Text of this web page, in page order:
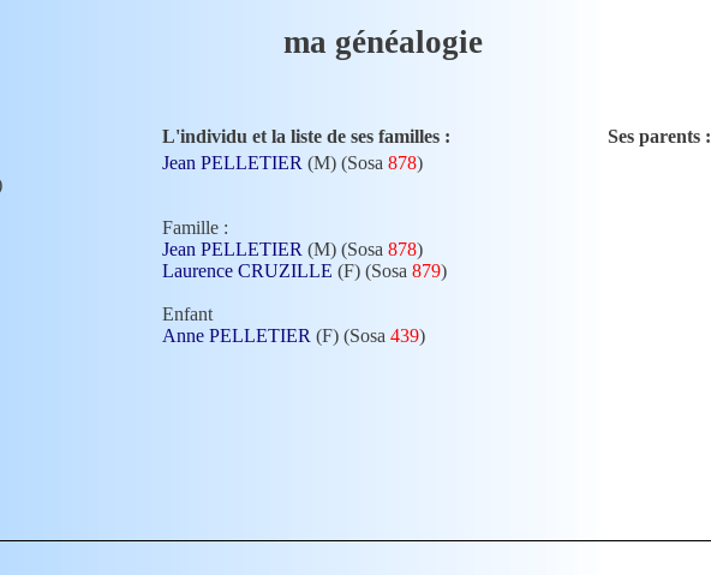
ma généalogie
L'individu et la liste de ses familles :
Ses parents :
Jean PELLETIER (M) (Sosa 878)
Famille :
Jean PELLETIER (M) (Sosa 878)
Laurence CRUZILLE (F) (Sosa 879)
Enfant
Anne PELLETIER (F) (Sosa 439)